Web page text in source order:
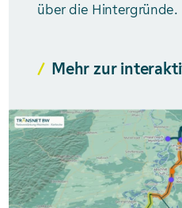
über die Hintergründe.
Mehr zur